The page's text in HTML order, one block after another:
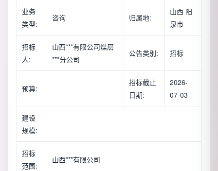
业务
类型:
咨询 归属地:
山西 阳
泉市
招标
人:
山西***有限公司煤层
***分公司
公告类别: 招标
预算:
招标截止
日期:
2026-
07-03
建设
规模:
招标
范围:
山西***有限公司